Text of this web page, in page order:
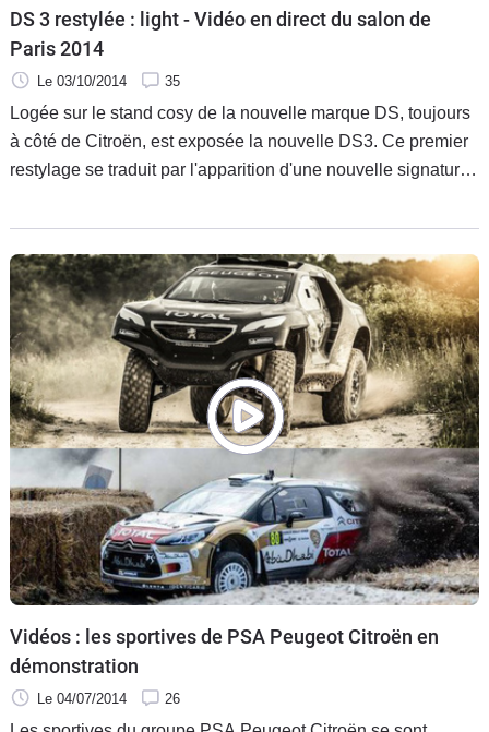
DS 3 restylée : light - Vidéo en direct du salon de
Paris 2014
Le 03/10/2014 35
Logée sur le stand cosy de la nouvelle marque DS, toujours
à côté de Citroën, est exposée la nouvelle DS3. Ce premier
restylage se traduit par l'apparition d'une nouvelle signature
Vidéos : les sportives de PSA Peugeot Citroën en
démonstration
Le 04/07/2014 26